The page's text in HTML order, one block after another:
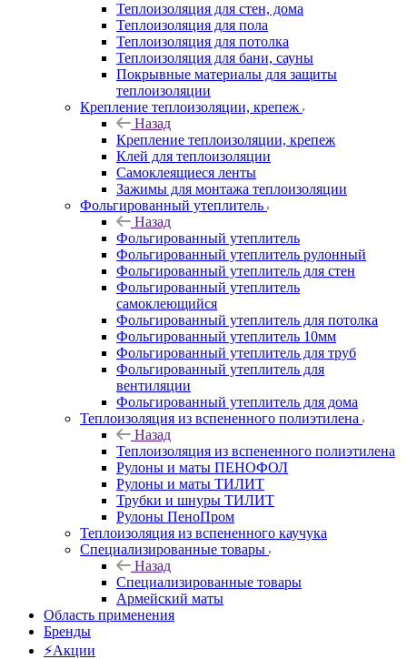
Теплоизоляция для стен, дома
Теплоизоляция для пола
Теплоизоляция для потолка
Теплоизоляция для бани, сауны
Покрывные материалы для защиты
теплоизоляции
Крепление теплоизоляции, крепеж
Назад
Крепление теплоизоляции, крепеж
Клей для теплоизоляции
Самоклеящиеся ленты
Зажимы для монтажа теплоизоляции
Фольгированный утеплитель
Назад
Фольгированный утеплитель
Фольгированный утеплитель рулонный
Фольгированный утеплитель для стен
Фольгированный утеплитель
самоклеющийся
Фольгированный утеплитель для потолка
Фольгированный утеплитель 10мм
Фольгированный утеплитель для труб
Фольгированный утеплитель для
вентиляции
Фольгированный утеплитель для дома
Теплоизоляция из вспененного полиэтилена
Назад
Теплоизоляция из вспененного полиэтилена
Рулоны и маты ПЕНОФОЛ
Рулоны и маты ТИЛИТ
Трубки и шнуры ТИЛИТ
Рулоны ПеноПром
Теплоизоляция из вспененного каучука
Специализированные товары
Назад
Специализированные товары
Армейский маты
Область применения
Бренды
⚡Акции